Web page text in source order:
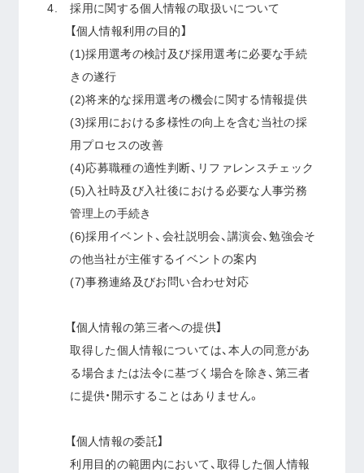
採用に関する個人情報の取扱いについて
【個人情報利用の目的】
(1)採用選考の検討及び採用選考に必要な手続
きの遂行
(2)将来的な採用選考の機会に関する情報提供
(3)採用における多様性の向上を含む当社の採
用プロセスの改善
(4)応募職種の適性判断、リファレンスチェック
(5)入社時及び入社後における必要な人事労務
管理上の手続き
(6)採用イベント、会社説明会、講演会、勉強会そ
の他当社が主催するイベントの案内
(7)事務連絡及びお問い合わせ対応
【個人情報の第三者への提供】
取得した個人情報については、本人の同意があ
る場合または法令に基づく場合を除き、第三者
に提供・開示することはありません。
【個人情報の委託】
利用目的の範囲内において、取得した個人情報